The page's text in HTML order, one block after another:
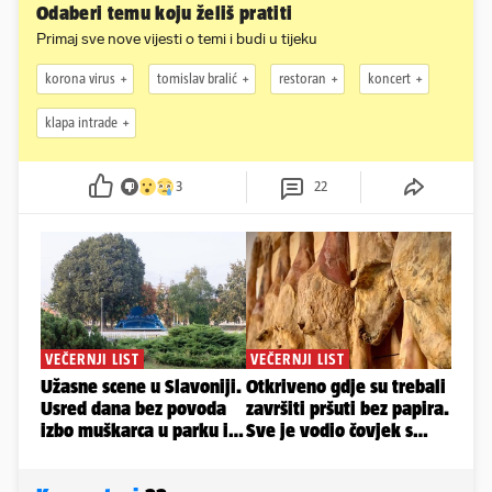
Odaberi temu koju želiš pratiti
Primaj sve nove vijesti o temi i budi u tijeku
korona virus tomislav bralić restoran koncert
klapa intrade
3 22